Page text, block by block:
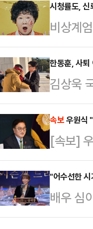
힌 가운
일 국무
민의힘
당 일각
체 발의
있다.권
시청률도, 신
비상계
들이 결
역할’을
들의 떨
상식에
지난 14
입증했
의 시청
한동훈, 사
김상욱
을 하기
을 정리
'정치시
났다고
하게 우
에 계신
노력을
속보우원식
[속보]
"어수선한
배우 심
상암동